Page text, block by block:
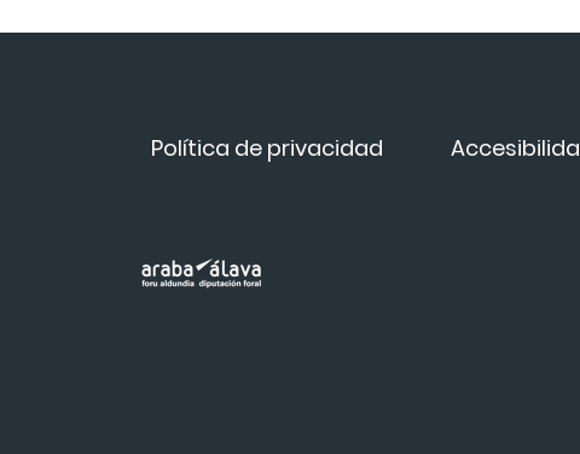
Política de privacidad